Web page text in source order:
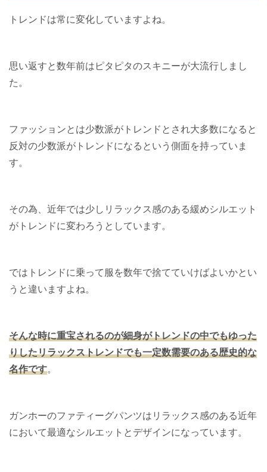
トレンドは常に変化していますよね。
思い返すと数年前はピタピタのスキニーが大流行しまし
た。
ファッションとは少数派がトレンドとされ大多数になると
反対の少数派がトレンドになるという側面を持っていま
す。
その為、近年では少しリラックス感のある緩めシルエット
がトレンドに変わろうとしています。
ではトレンドに乗って服を数年で捨てていけばよいかとい
うと違いますよね。
そんな時に重宝されるのが細身がトレンドの中でもゆった
りしたリラックストレンドでも一定数需要のある歴史的な
名作です。
ガンホーのファティーグパンツはリラックス感のある近年
において最適なシルエットとデザインになっています。